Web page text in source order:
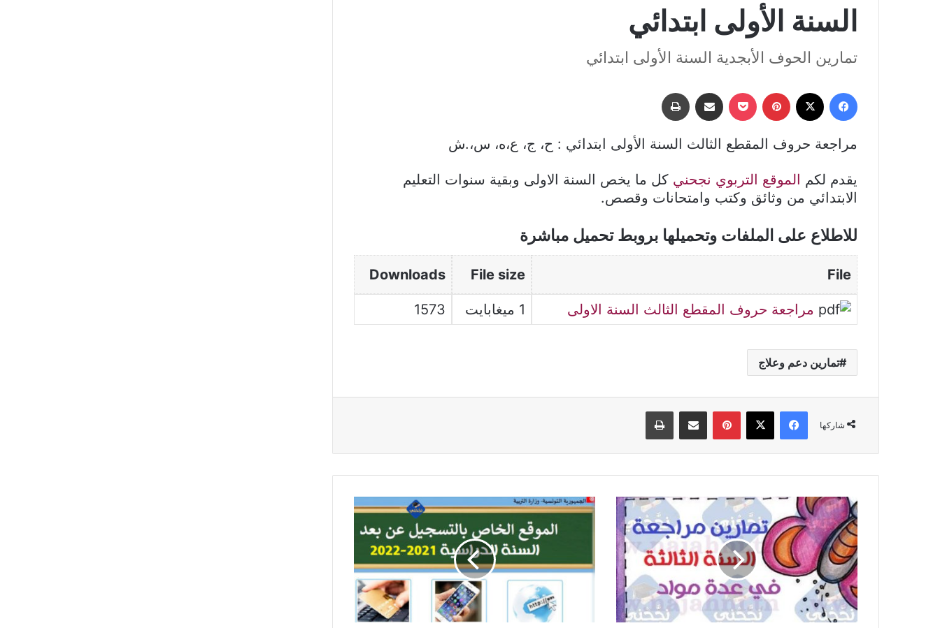
السنة الأولى ابتدائي
تمارين الحوف الأبجدية السنة الأولى ابتدائي
فيسبوك بينتيريست ‫Pocket مشاركة عبر البريد
مراجعة حروف المقطع الثالث السنة الأولى ابتدائي : ح، ج، ع،ه، س،.ش
يقدم لكم الموقع التربوي نجحني كل ما يخص السنة الاولى وبقية سنوات التعليم
الابتدائي من وثائق وكتب وامتحانات وقصص.
للاطلاع على الملفات وتحميلها بروبط تحميل مباشرة
File
File size
Downloads
مراجعة حروف المقطع الثالث السنة الاولى 1 ميغابايت 1573
تمارين دعم وعلاج
شاركها
فيسبوك ‫X بينتيريستمشاركة عبر البريد طباعة
تمارين
مراجعة
ودعم
وعلاج
للسنة
الثالثة
ابتدائي
في
المواد
انطلاق
التسجيل
لتلاميذ
السنة